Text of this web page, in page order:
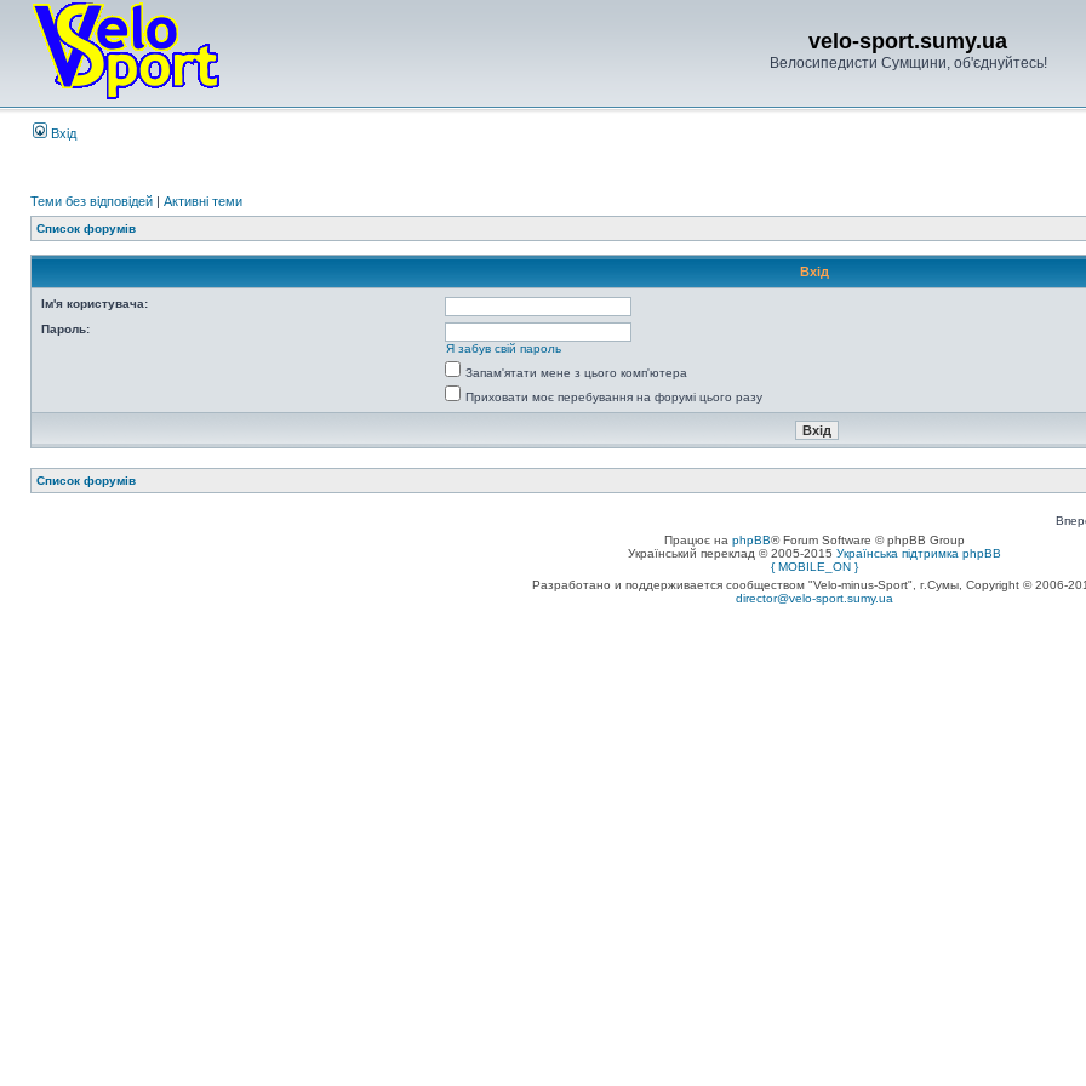
velo-sport.sumy.ua
Велосипедисти Сумщини, об'єднуйтесь!
Вхід
Теми без відповідей | Активні теми
Список форумів
Вхід
Ім'я користувача:
Пароль:
Я забув свій пароль
Запам'ятати мене з цього комп'ютера
Приховати моє перебування на форумі цього разу
Список форумів
Працює на phpBB® Forum Software © phpBB Group
Український переклад © 2005-2015 Українська підтримка phpBB
{ MOBILE_ON }
Разработано и поддерживается сообществом "Velo-minus-Sport", г.Сумы, Copyright © 2006-
director@velo-sport.sumy.ua